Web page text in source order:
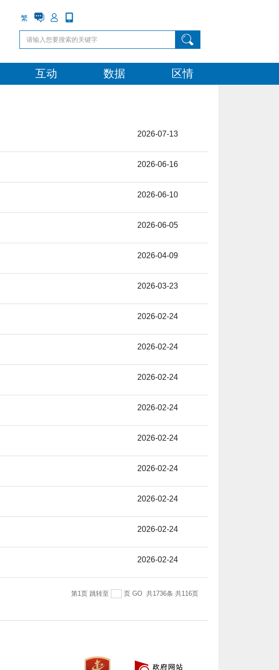
繁
互动 数据 区情
2026-07-13
2026-06-16
2026-06-10
2026-06-05
2026-04-09
2026-03-23
2026-02-24
2026-02-24
2026-02-24
2026-02-24
2026-02-24
2026-02-24
2026-02-24
2026-02-24
2026-02-24
共116页
共1736条
跳转至 页 GO
第1页